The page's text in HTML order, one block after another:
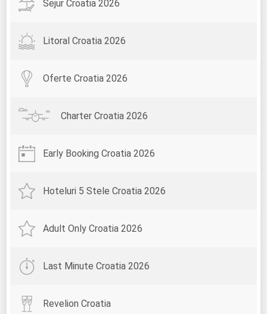
Sejur Croatia 2026
Litoral Croatia 2026
Oferte Croatia 2026
Charter Croatia 2026
Early Booking Croatia 2026
Hoteluri 5 Stele Croatia 2026
Adult Only Croatia 2026
Last Minute Croatia 2026
Revelion Croatia